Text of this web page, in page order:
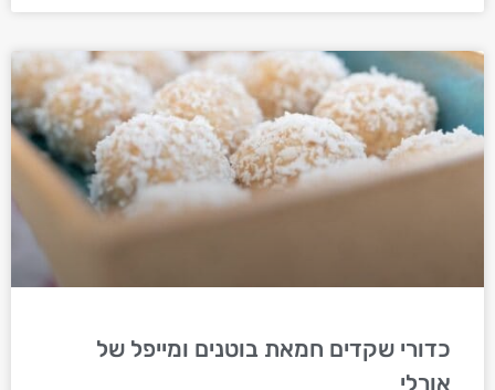
כדורי שקדים חמאת בוטנים ומייפל של
אורלי